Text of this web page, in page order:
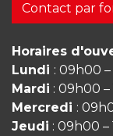
Contact par
Horaires
Lundi : 09h00
Mardi : 09h00 –
Mercredi :
Jeudi : 09h00 –